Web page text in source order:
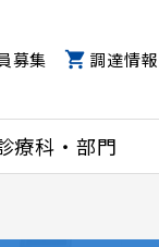
療科・部門
募集 調達情報